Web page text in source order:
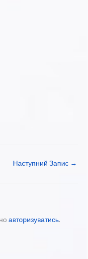
Наступний Запис →
авторизуватись.